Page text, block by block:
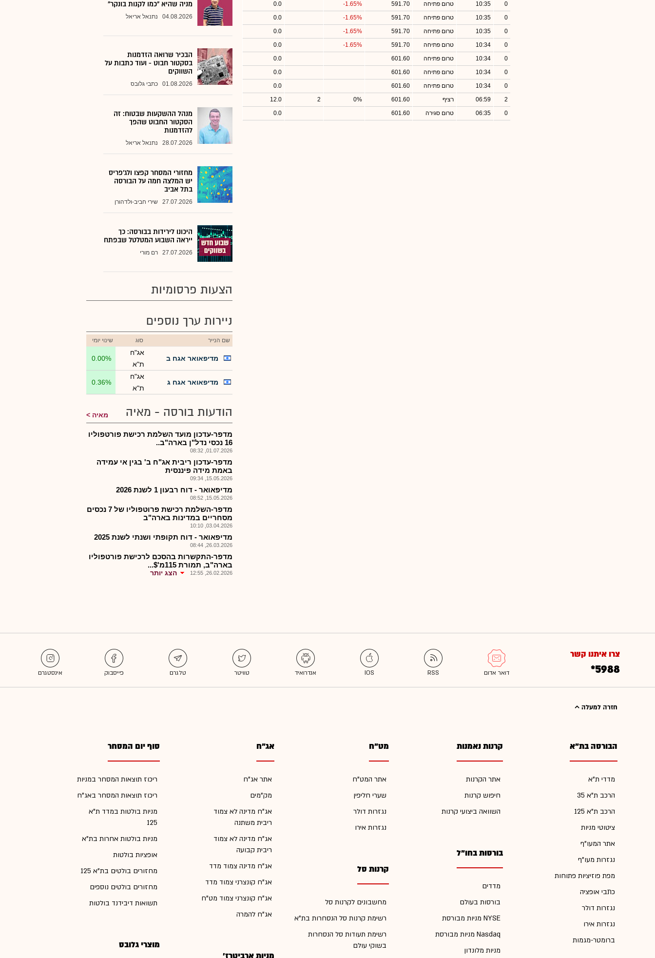
0
10:35 טרום פתיחה 591.70
-1.65%
0.0
0
10:35 טרום פתיחה 591.70
-1.65%
0.0
0
10:35 טרום פתיחה 591.70
-1.65%
0.0
0
10:34 טרום פתיחה 591.70
-1.65%
0.0
0
10:34 טרום פתיחה 601.60
0.0
0
10:34 טרום פתיחה 601.60
0.0
0
10:34 טרום פתיחה 601.60
0.0
2
06:59 רציף 601.60
0%
2
12.0
0
06:35 טרום סגירה 601.60
0.0
מניה שהיא "כמו לקנות בונקר"
04.08.2026 נתנאל אריאל
הבכיר שרואה הזדמנות
בסקטור חבוט - ועוד כתבות על
השווקים
01.08.2026 כתבי גלובס
מנהל ההשקעות שבטוח: זה
הסקטור החבוט שהפך
להזדמנות
28.07.2026 נתנאל אריאל
מחזורי המסחר קפצו ולג'פריס
יש המלצה חמה על הבורסה
בתל אביב
27.07.2026 שירי חביב-ולדהורן
היכונו לירידות בבורסה: כך
ייראה השבוע המטלטל שבפתח
27.07.2026 רם מורי
הצעות פרסומיות
ניירות ערך נוספים
שם הנייר סוג שינוי יומי
מדיפאואר אגח ב
אג"ח
ת"א
0.00%
מדיפאואר אגח ג
אג"ח
ת"א
0.36%
הודעות בורסה - מאיה מאיה
מדפר-עדכון מועד השלמת רכישת פורטפוליו
16 נכסי נדל"ן בארה"ב..
01.07.2026, 08:32
מדפר-עדכון ריבית אג"ח ב' בגין אי עמידה
באמת מידה פיננסית
15.05.2026, 09:34
מדיפאואר - דוח רבעון 1 לשנת 2026
15.05.2026, 08:52
מדפר-השלמת רכישת פרוטפוליו של 7 נכסים
מסחריים במדינות בארה"ב
03.04.2026, 10:10
מדיפאואר - דוח תקופתי ושנתי לשנת 2025
26.03.2026, 08:44
מדפר-התקשרות בהסכם לרכישת פורטפוליו
בארה"ב, תמורת 115מ'$...
26.02.2026, 12:55 הצג יותר
צרו איתנו קשר
*5988
חזרה למעלה
הבורסה בת"א
מדדי ת"א
הרכב ת"א 35
הרכב ת"א 125
ציטוטי מניות
אתר המעו"ף
נגזרות מעו"ף
מפת פוזיציות פתוחות
כתבי אופציה
נגזרות דולר
נגזרות אירו
ברומטר-מגמות
קרנות נאמנות
אתר הקרנות
חיפוש קרנות
השוואה ביצועי קרנות
בורסות בחו"ל
מדדים
בורסות בעולם
מניות מבורסת NYSE
מניות מבורסת Nasdaq
מניות מלונדון
מט"ח
אתר המט"ח
שערי חליפין
נגזרות דולר
נגזרות אירו
קרנות סל
מחשבונים לקרנות סל
רשימת קרנות סל הנסחרות בת"א
רשימת תעודות סל הנסחרות
בשוקי עולם
אג"ח
אתר אג"ח
מק"מים
אג"ח מדינה לא צמוד
ריבית משתנה
אג"ח מדינה לא צמוד
ריבית קבועה
אג"ח מדינה צמוד מדד
אג"ח קונצרני צמוד מדד
אג"ח קונצרני צמוד מט"ח
אג"ח להמרה
סוף יום המסחר
ריכוז תוצאות המסחר במניות
ריכוז תוצאות המסחר באג"ח
מניות בולטות במדד ת"א
125
מניות בולטות אחרות בת"א
אופציות בולטות
מחזורים בולטים בת"א 125
מחזורים בולטים נוספים
תשואות דיבידנד בולטות
מוצרי גלובס